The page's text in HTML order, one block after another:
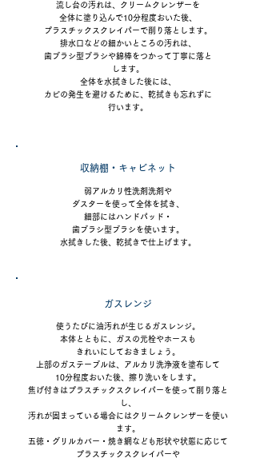
流し台の汚れは、
クリームクレンザーを
全体に塗り込んで10分程度おいた後、
プラスチックスクレイパーで削り落とします。
排水口などの細かいところの汚れは、
歯ブラシ型ブラシや綿棒をつかって 丁寧に落と
します。
全体を水拭きした後には、
カビの発生を避けるために、 乾拭きも忘れずに
行います。
収納棚・キャビネット
弱アルカリ性洗剤洗剤や
ダスターを使って全体を拭き、
細部にはハンドパッド・
歯ブラシ型ブラシを使います。
水拭きした後、乾拭きで仕上げます。
ガスレンジ
使うたびに油汚れが生じるガスレンジ。
本体とともに、ガスの元栓やホースも
きれいにしておきましょう。
上部のガステーブルは、
アルカリ洗浄液を塗布して
10分程度おいた後、擦り洗いをします。
焦げ付きは プラスチックスクレイパーを使って 削り落と
し、
汚れが固まっている場合には クリームクレンザーを使い
ます。
五徳・グリルカバー・焼き網なども 形状や状態に応じて
プラスチックスクレイパーや